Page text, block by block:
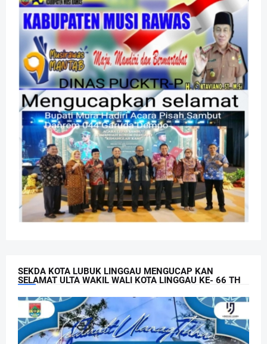
SEKDA KOTA LUBUK LINGGAU MENGUCAP KAN
SELAMAT ULTA WAKIL WALI KOTA LINGGAU KE- 66 TH